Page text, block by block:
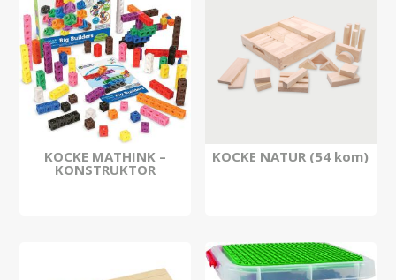
KOCKE MATHINK –
KONSTRUKTOR
KOCKE NATUR (54 kom)